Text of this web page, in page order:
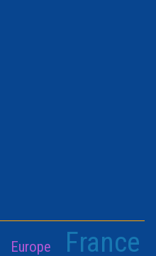
Europe France